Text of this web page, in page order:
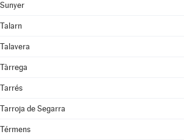
Sunyer
Talarn
Talavera
Tàrrega
Tarrés
Tarroja de Segarra
Térmens